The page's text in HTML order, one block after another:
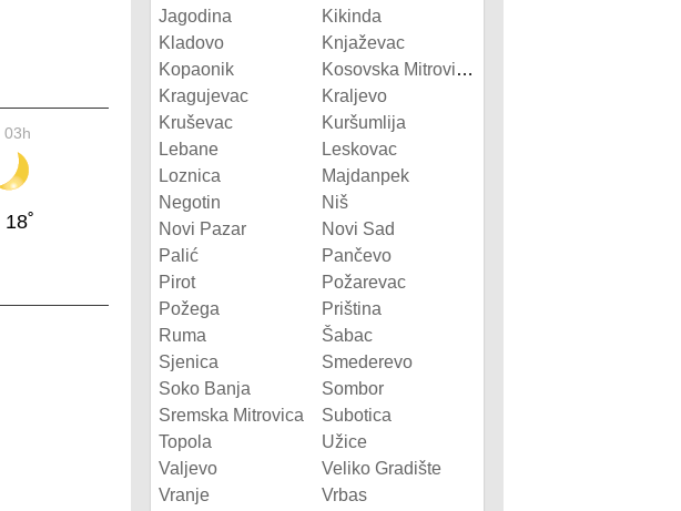
03h
18˚
Jagodina
Kikinda
Kladovo
Knjaževac
Kopaonik
Kosovska Mitrovica
Kragujevac
Kraljevo
Kruševac
Kuršumlija
Lebane
Leskovac
Loznica
Majdanpek
Negotin
Niš
Novi Pazar
Novi Sad
Palić
Pančevo
Pirot
Požarevac
Požega
Priština
Ruma
Šabac
Sjenica
Smederevo
Soko Banja
Sombor
Sremska Mitrovica
Subotica
Topola
Užice
Valjevo
Veliko Gradište
Vranje
Vrbas